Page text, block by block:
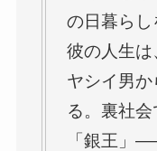
の日暮らし
彼の人生
ヤシイ男
る。裏社会
「銀王」